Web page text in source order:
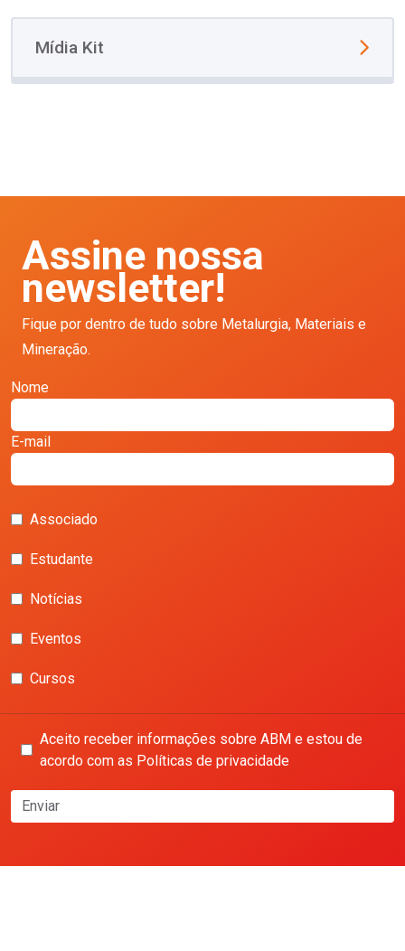
Mídia Kit
Assine nossa
newsletter!
Fique por dentro de tudo sobre Metalurgia, Materiais e
Mineração.
Nome
E-mail
Associado
Estudante
Notícias
Eventos
Cursos
Aceito receber informações sobre ABM e estou de
acordo com as Políticas de privacidade
Enviar